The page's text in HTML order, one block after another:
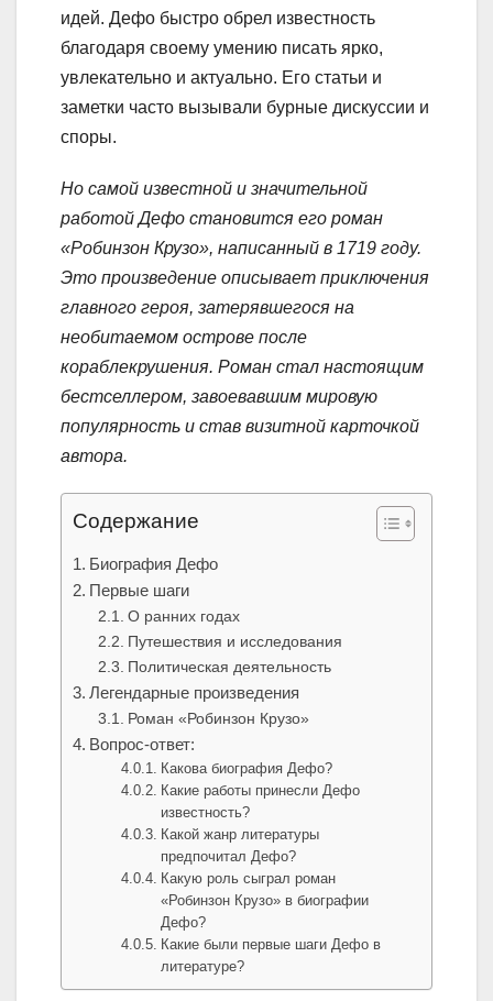
идей. Дефо быстро обрел известность
благодаря своему умению писать ярко,
увлекательно и актуально. Его статьи и
заметки часто вызывали бурные дискуссии и
споры.
Но самой известной и значительной
работой Дефо становится его роман
«Робинзон Крузо», написанный в 1719 году.
Это произведение описывает приключения
главного героя, затерявшегося на
необитаемом острове после
кораблекрушения. Роман стал настоящим
бестселлером, завоевавшим мировую
популярность и став визитной карточкой
автора.
Содержание
Биография Дефо
Первые шаги
О ранних годах
Путешествия и исследования
Политическая деятельность
Легендарные произведения
Роман «Робинзон Крузо»
Вопрос-ответ:
Какова биография Дефо?
Какие работы принесли Дефо
известность?
Какой жанр литературы
предпочитал Дефо?
Какую роль сыграл роман
«Робинзон Крузо» в биографии
Дефо?
Какие были первые шаги Дефо в
литературе?